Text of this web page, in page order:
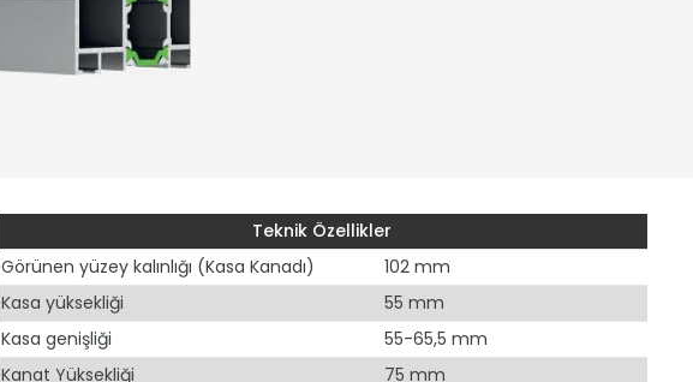
Teknik Özellikler
Görünen yüzey kalınlığı (Kasa Kanadı)
102 mm
Kasa yüksekliği
55 mm
Kasa genişliği
55-65,5 mm
Kanat Yüksekliği
75 mm